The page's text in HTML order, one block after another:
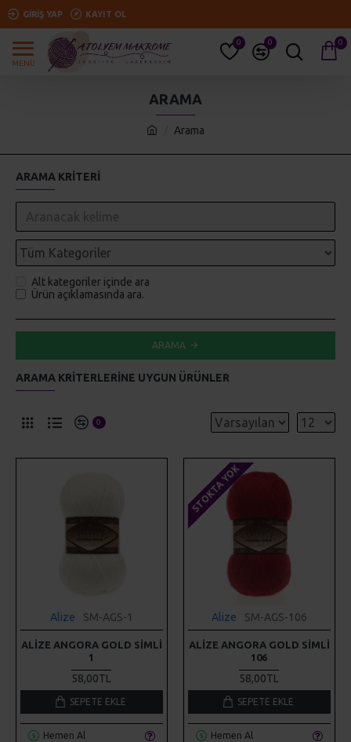
GIRIŞ YAP KAYIT OL
0 0 0
Arama
ARAMA
ARAMA KRITERI
Alt kategoriler içinde ara
Ürün açıklamasında ara.
ARAMA
ARAMA KRITERLERINE UYGUN ÜRÜNLER
0
Alize SM-AGS-1
ALIZE ANGORA GOLD SIMLI
1
58,00TL
SEPETE EKLE
Hemen Al
STOKTA YOK
Alize SM-AGS-106
ALIZE ANGORA GOLD SIMLI
106
58,00TL
SEPETE EKLE
Hemen Al